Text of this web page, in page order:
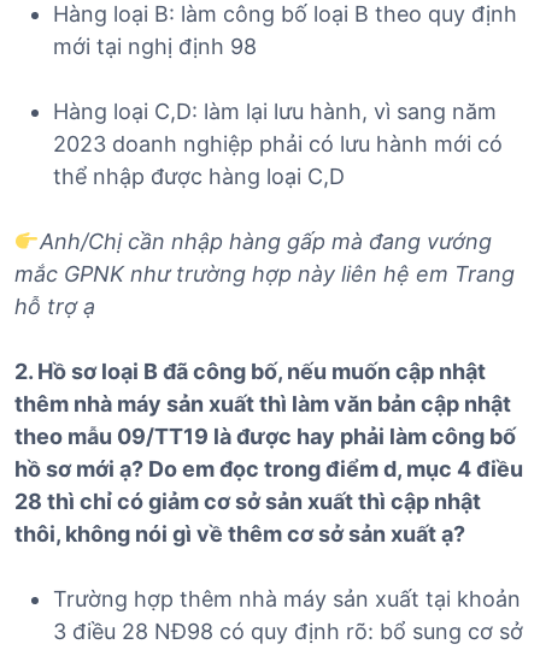
Hàng loại B: làm công bố loại B theo quy định
mới tại nghị định 98
Hàng loại C,D: làm lại lưu hành, vì sang năm
2023 doanh nghiệp phải có lưu hành mới có
thể nhập được hàng loại C,D
Anh/Chị cần nhập hàng gấp mà đang vướng
mắc GPNK như trường hợp này liên hệ em Trang
hỗ trợ ạ
2. Hồ sơ loại B đã công bố, nếu muốn cập nhật
thêm nhà máy sản xuất thì làm văn bản cập nhật
theo mẫu 09/TT19 là được hay phải làm công bố
hồ sơ mới ạ? Do em đọc trong điểm d, mục 4 điều
28 thì chỉ có giảm cơ sở sản xuất thì cập nhật
thôi, không nói gì về thêm cơ sở sản xuất ạ?
Trường hợp thêm nhà máy sản xuất tại khoản
3 điều 28 NĐ98 có quy định rõ: bổ sung cơ sở